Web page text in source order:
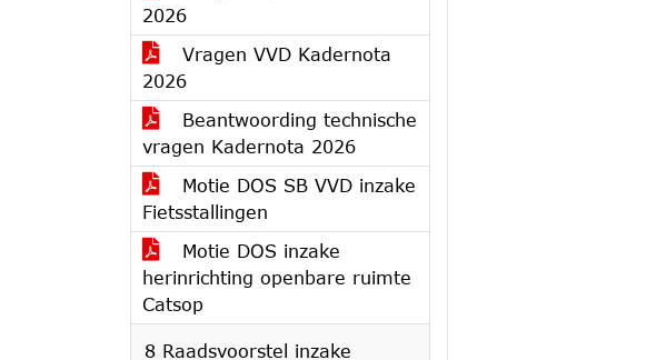
2026
Vragen VVD Kadernota
2026
Beantwoording technische
vragen Kadernota 2026
Motie DOS SB VVD inzake
Fietsstallingen
Motie DOS inzake
herinrichting openbare ruimte
Catsop
8 Raadsvoorstel inzake